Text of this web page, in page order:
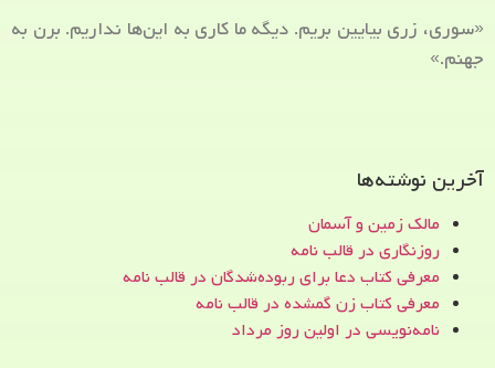
«سوری، زری بیایین بریم. دیگه ما کاری به این‌ها نداریم. برن به
جهنم.»
آخرین نوشته‌ها
مالک زمین و آسمان
روزنگاری در قالب نامه
معرفی کتاب دعا برای ربوده‌شدگان در قالب نامه
معرفی کتاب زن‌ گمشده در قالب نامه
نامه‌نویسی در اولین روز مرداد